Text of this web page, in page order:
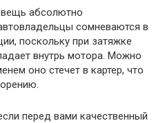
вещь абсолютно
сомневаются в
поскольку при затяжке
внутрь мотора. Можно
оно стечет в картер, что
перед вами качественный